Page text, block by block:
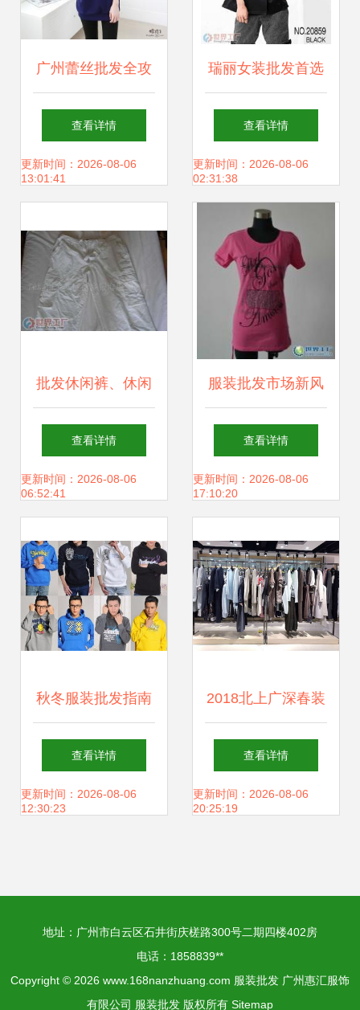
广州蕾丝批发全攻
略 厂商直供、报价
透明与采购指南
查看详情
更新时间：2026-08-06
13:01:41
瑞丽女装批发首选
——工厂直供，货
源优质，一站式选
购
查看详情
更新时间：2026-08-06
02:31:38
批发休闲裤、休闲
服与工作服的首选
平台——世界工厂
查看详情
更新时间：2026-08-06
06:52:41
服装批发市场新风
向 泸州、东莞与深
圳库存尾货清仓攻
查看详情
更新时间：2026-08-06
17:10:20
秋冬服装批发指南
十元以下货源何处
寻？
查看详情
更新时间：2026-08-06
12:30:23
2018北上广深春装
新风向 一线品牌高
端货源走份批发指
查看详情
更新时间：2026-08-06
20:25:19
地址：广州市白云区石井街庆槎路300号二期四楼402房
电话：1858839**
Copyright © 2026 www.168nanzhuang.com 服装批发 广州惠汇服饰
有限公司 服装批发 版权所有 Sitemap